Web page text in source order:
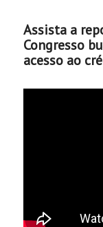
Assista a
Congresso
acesso ao